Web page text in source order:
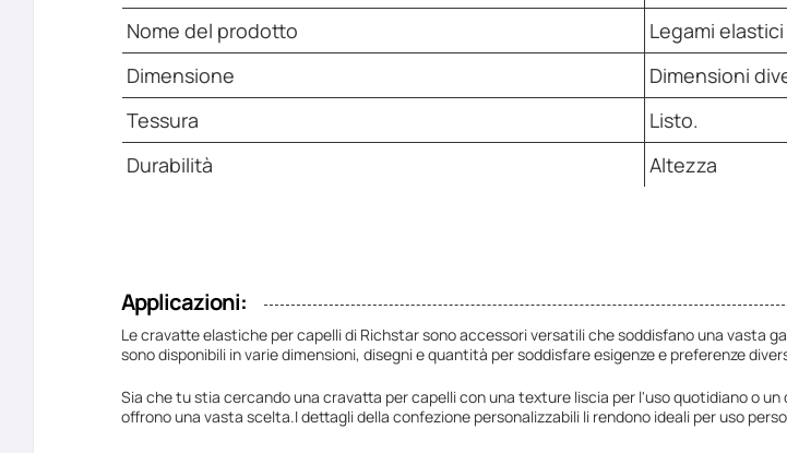
Nome del prodotto
Legami
Dimensione
Dimensioni
Tessura
Listo.
Durabilità
Altezza
Applicazioni:
Le cravatte elastiche per capelli di Richstar sono accessori versatili che soddisfano una vasta
sono disponibili in varie dimensioni, disegni e quantità per soddisfare esigenze e preferenze
Sia che tu stia cercando una cravatta per capelli con una texture liscia per l'uso quotidiano o
offrono una vasta scelta.I dettagli della confezione personalizzabili li rendono ideali per uso